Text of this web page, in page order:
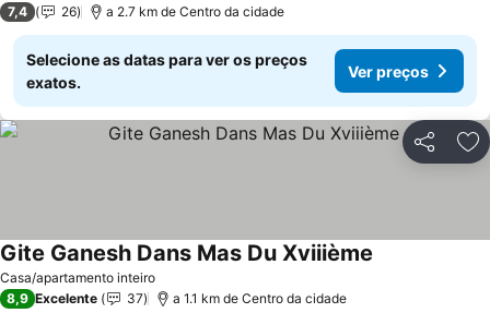
7,4 26 a 2.7 km de Centro da cidade
Selecione as datas para ver os preços
exatos.
Ver preços
Partilhar
Casa/apartamento inteiro
Gite Ganesh Dans Mas Du Xviiième
8,9 Excelente 37 a 1.1 km de Centro da cidade